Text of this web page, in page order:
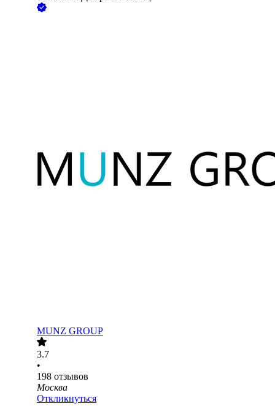
MUNZ GROUP
3.7
•
198 отзывов
Москва
Откликнуться